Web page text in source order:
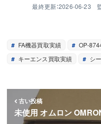
最終更新：2026-06-23
FA機器買取実績 OP-
キーエンス買取実績
シ
古い投稿
未使用 オムロン